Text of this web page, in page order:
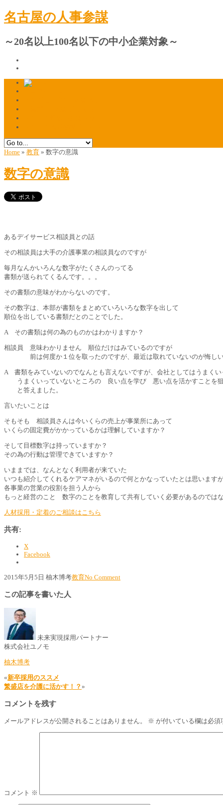
名古屋の人事参謀
～20名以上100名以下の中小企業対象～
Home » 教育 » 数字の意識
数字の意識
あるデイサービス相談員との話
その相談員は大手の介護事業の相談員なのですが
毎月なんかいろんな数字がたくさんのってる
書類が送られてくるんです。。。
その書類の意味がわからないのです。
その数字は、本部が書類をまとめていろいろな数字を出して
順位を出している書類だとのことでした。
A その書類は何の為のものかはわかりますか？
相談員 意味わかりません 順位だけはみているのですが
前は何度か１位を取ったのですが、最近は取れていないのが悔しい
A 書類をみていないのでなんとも言えないですが、会社としてはうまくい
うまくいっていないところの 良い点を学び 悪い点を活かすことを狙
と答えました。
言いたいことは
そもそも 相談員さんは今いくらの売上が事業所にあって
いくらの固定費がかかっているかは理解していますか？
そして目標数字は持っていますか？
その為の行動は管理できていますか？
いままでは、なんとなく利用者が来ていた
いつも紹介してくれるケアマネがいるので何とかなっていたとは思いますが
各事業の営業の役割を担う人から
もっと経営のこと 数字のことを教育して共有していく必要があるのでは
人材採用・定着のご相談はこちら
共有:
X
Facebook
2015年5月5日 柚木博考教育No Comment
この記事を書いた人
未来実現採用パートナー
株式会社ユノモ
柚木博考
«新卒採用のススメ
繁盛店を介護に活かす！？ »
コメントを残す
メールアドレスが公開されることはありません。 ※ が付いている欄は必須
コメント ※